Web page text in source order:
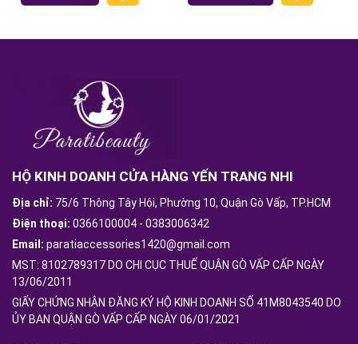
HỘ KINH DOANH CỬA HÀNG YẾN TRANG NHI
Địa chỉ: 75/6 Thông Tây Hội, Phường 10, Quận Gò Vấp, TP.HCM
Điện thoại: 0366100004 - 0383006342
Email: paratiaccessories1420@gmail.com
MST: 8102789317 DO CHI CỤC THUẾ QUẬN GÒ VẤP CẤP NGÀY
13/06/2011
GIẤY CHỨNG NHẬN ĐĂNG KÝ HỘ KINH DOANH SỐ 41M8043540 DO
ỦY BAN QUẬN GÒ VẤP CẤP NGÀY 06/01/2021